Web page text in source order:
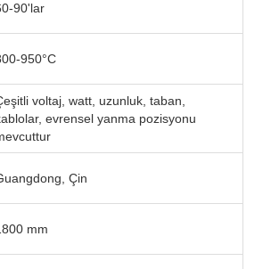
90'lar
950°C
voltaj, watt, uzunluk, taban,
evrensel yanma pozisyonu
Çin
mm